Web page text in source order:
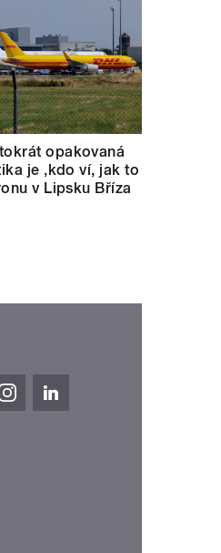
opakovaná
je ‚kdo ví, jak to
v Lipsku Bříza